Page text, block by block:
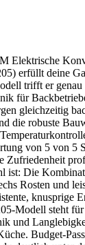
Elektrische
erfüllt deine
trifft er genau
für
gleichzeitig
die robuste
von 5 von 5
Zufriedenheit
ist: Die
Rosten und
knusprige
Modell steht für
und
Budget-